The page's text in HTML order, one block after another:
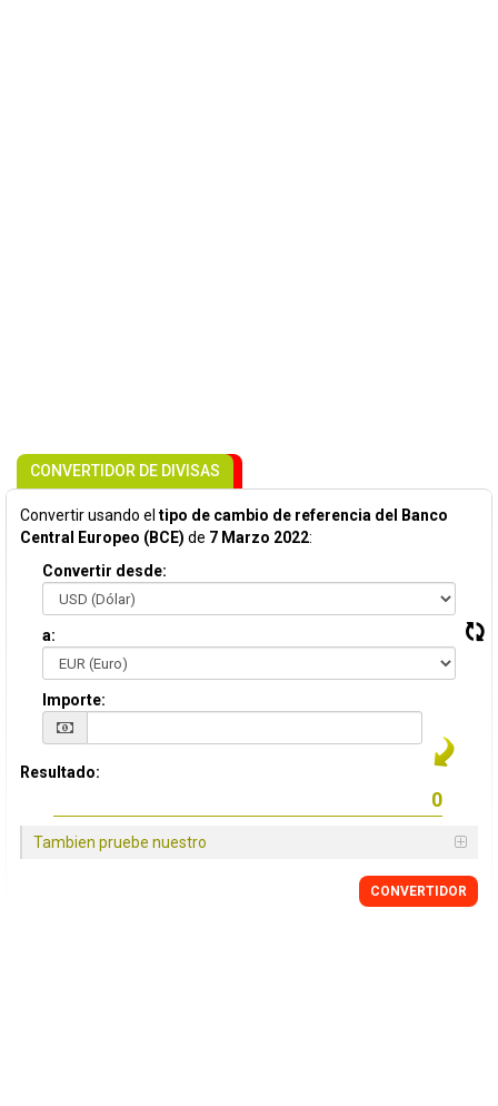
CONVERTIDOR DE DIVISAS
Convertir usando el tipo de cambio de referencia del Banco
Central Europeo (BCE) de 7 Marzo 2022:
Convertir desde:
a:
Importe:
Resultado:
Tambien pruebe nuestro
CONVERTIDOR